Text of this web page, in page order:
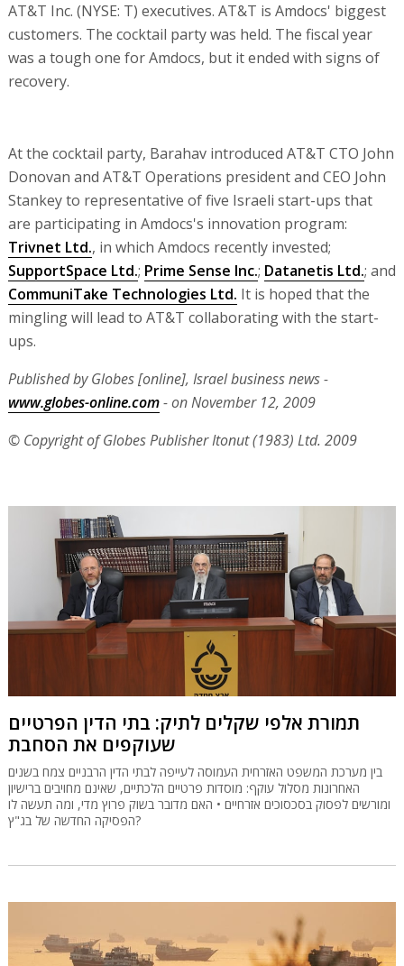
AT&T Inc. (NYSE: T) executives. AT&T is Amdocs' biggest
customers. The cocktail party was held. The fiscal year
was a tough one for Amdocs, but it ended with signs of
recovery.
At the cocktail party, Barahav introduced AT&T CTO John
Donovan and AT&T Operations president and CEO John
Stankey to representative of five Israeli start-ups that
are participating in Amdocs's innovation program:
Trivnet Ltd., in which Amdocs recently invested;
SupportSpace Ltd.; Prime Sense Inc.; Datanetis Ltd.; and
CommuniTake Technologies Ltd. It is hoped that the
mingling will lead to AT&T collaborating with the start-
ups.
Published by Globes [online], Israel business news -
www.globes-online.com- on November 12, 2009
© Copyright of Globes Publisher Itonut (1983) Ltd. 2009
תמורת אלפי שקלים לתיק: בתי הדין הפרטיים
שעוקפים את הסחבת
בין מערכת המשפט האזרחית העמוסה לעייפה לבתי הדין הרבניים צמח בשנים
האחרונות מסלול עוקף: מוסדות פרטיים הלכתיים, שאינם מחויבים ברישיון
ומורשים לפסוק בסכסוכים אזרחיים • האם מדובר בשוק פרוץ מדי, ומה תעשה לו
הפסיקה החדשה של בג"ץ?